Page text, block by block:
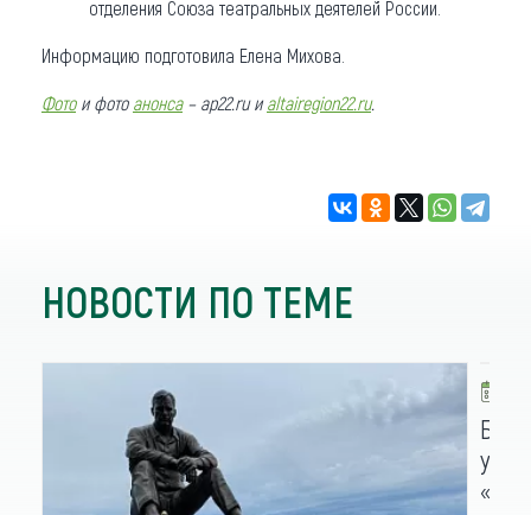
отделения Союза театральных деятелей России.
Информацию подготовила Елена Михова.
Фотои фото анонса– ap22.ru и altairegion22.ru.
НОВОСТИ ПО ТЕМЕ